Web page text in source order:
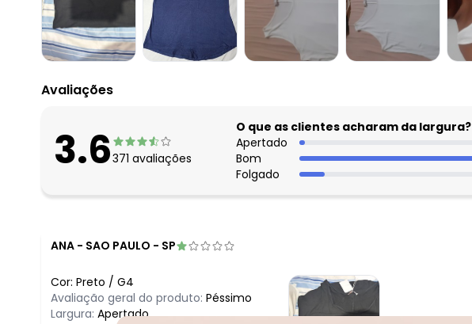
março/2026
fevereiro/2026
Avaliações
3.6371 avaliações
O que as clientes acharam da largura?
Apertado
Bom
Folgado
ANA - SAO PAULO - SP
Cor: Preto / G4
Avaliação geral do produto: Péssimo
Largura: Apertado